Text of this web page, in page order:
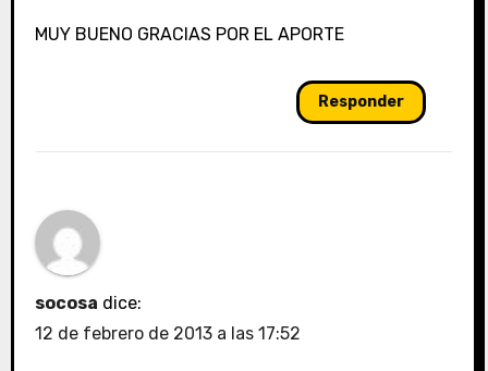
MUY BUENO GRACIAS POR EL APORTE
Responder
socosa dice:
12 de febrero de 2013 a las 17:52